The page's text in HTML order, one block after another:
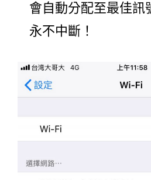
會自動分配至最佳訊
永不中斷！